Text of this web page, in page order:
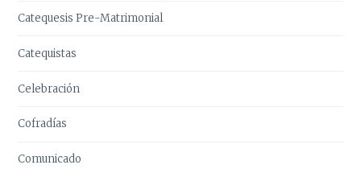
Catequesis Pre-Matrimonial
Catequistas
Celebración
Cofradías
Comunicado